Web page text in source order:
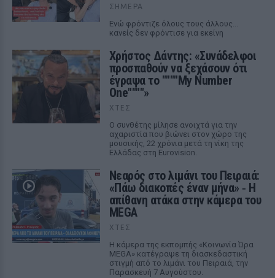
ΣΉΜΕΡΑ
Ενώ φρόντιζε όλους τους άλλους...
κανείς δεν φρόντισε για εκείνη
Χρήστος Δάντης: «Συνάδελφοι
προσπαθούν να ξεχάσουν ότι
έγραψα το """"My Number
One""""»
ΧΤΕΣ
Ο συνθέτης μίλησε ανοιχτά για την
αχαριστία που βιώνει στον χώρο της
μουσικής, 22 χρόνια μετά τη νίκη της
Ελλάδας στη Eurovision.
Νεαρός στο λιμάνι του Πειραιά:
«Πάω διακοπές έναν μήνα» ‑ Η
απίθανη ατάκα στην κάμερα του
MEGA
ΧΤΕΣ
Η κάμερα της εκπομπής «Κοινωνία Ώρα
MEGA» κατέγραψε τη διασκεδαστική
στιγμή από το λιμάνι του Πειραιά, την
Παρασκευή 7 Αυγούστου.